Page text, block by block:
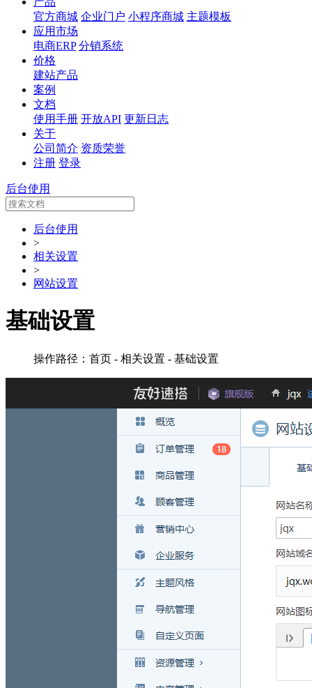
官方商城 企业门户 小程序商城 主题模板
应用市场
电商ERP 分销系统
价格
建站产品
案例
文档
使用手册 开放API 更新日志
关于
公司简介 资质荣誉
注册 登录
后台使用
后台使用
>
相关设置
>
网站设置
基础设置
操作路径：首页 - 相关设置 - 基础设置